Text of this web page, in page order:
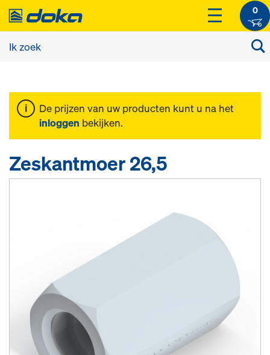
0
De prijzen van uw producten kunt u na het
inloggen bekijken.
Zeskantmoer 26,5